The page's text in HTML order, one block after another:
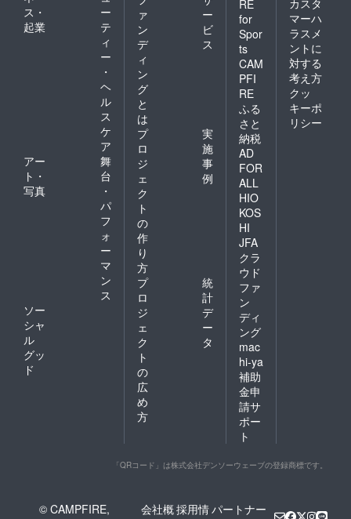
ス・
起業
ー
テ
ィ
ー
・
ヘ
ル
ス
ケ
ア
アー
ト・
写真
舞
台
・
パ
フ
ォ
ー
マ
ン
ス
ソー
シャ
ル
グッ
ド
ァ
ン
デ
ィ
ン
グ
と
は
ー
ビ
ス
プ
ロ
ジ
ェ
ク
ト
の
作
り
方
実
施
事
例
プ
ロ
ジ
ェ
ク
ト
の
広
め
方
統
計
デ
ー
タ
RE
for
Spor
ts
CAM
PFI
RE
ふる
さと
納税
AD
FOR
ALL
HIO
KOS
HI
JFA
クラ
ウド
ファ
ン
ディ
ング
mac
hi-ya
補助
金申
請サ
ポー
ト
カスタ
マーハ
ラスメ
ントに
対する
考え方
クッ
キーポ
リシー
「QRコード」は株式会社デンソーウェーブの登録商標です。
© CAMPFIRE,
会社概採用情パートナー